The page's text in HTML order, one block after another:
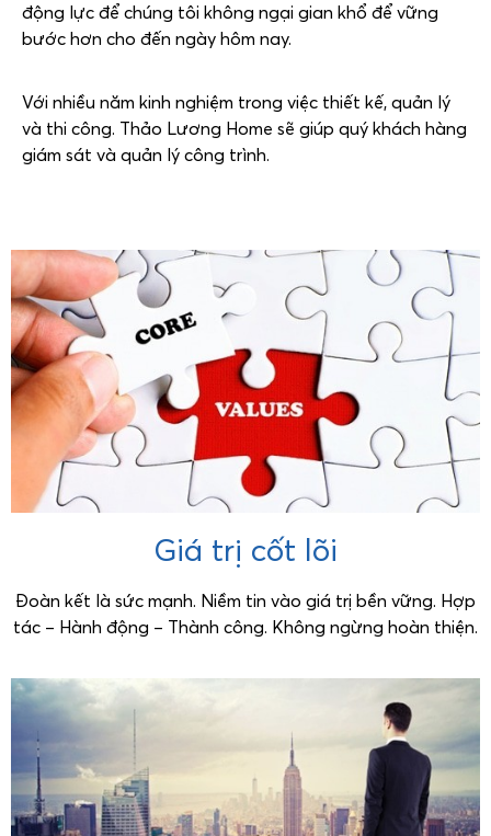
động lực để chúng tôi không ngại gian khổ để vững
bước hơn cho đến ngày hôm nay.
Với nhiều năm kinh nghiệm trong việc thiết kế, quản lý
và thi công. Thảo Lương Home sẽ giúp quý khách hàng
giám sát và quản lý công trình.
Giá trị cốt lõi
Đoàn kết là sức mạnh. Niềm tin vào giá trị bền vững. Hợp
tác – Hành động – Thành công. Không ngừng hoàn thiện.